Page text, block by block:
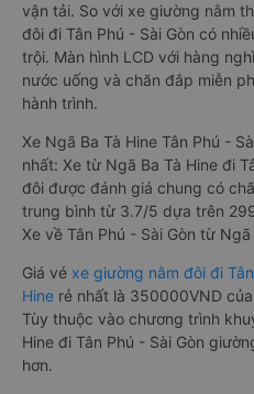
vận tải. So với xe giường nằm
đôi đi Tân Phú - Sài Gòn có
trội. Màn hình LCD với hàng
nước uống và chăn đắp miễn
hành trình.
Xe Ngã Ba Tà Hine Tân Phú -
nhất: Xe từ Ngã Ba Tà Hine đi
đôi được đánh giá chung có
trung bình từ 3.7/5 dựa trên
Xe về Tân Phú - Sài Gòn từ Ngã
Giá vé xe giường nằm đôi đi
Hine rẻ nhất là 350000VND
Tùy thuộc vào chương trình
Hine đi Tân Phú - Sài Gòn
hơn.